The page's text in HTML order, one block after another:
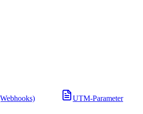
UTM-Parameter